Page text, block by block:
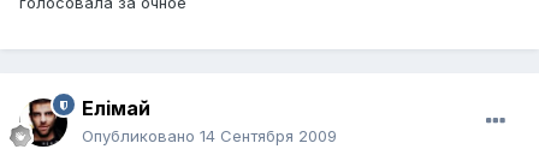
Елiмай
Опубликовано 14 Сентября 2009